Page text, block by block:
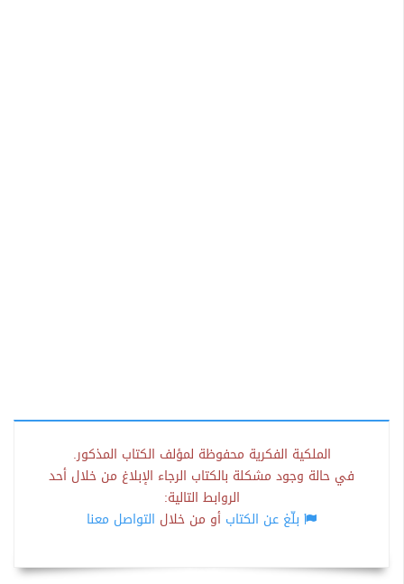
الملكية الفكرية محفوظة لمؤلف الكتاب المذكور.
في حالة وجود مشكلة بالكتاب الرجاء الإبلاغ من خلال أحد
الروابط التالية:
بلّغ عن الكتاب أو من خلال التواصل معنا